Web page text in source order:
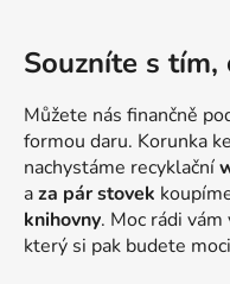
Souzníte s tím,
Můžete nás finančně
formou daru. Korunka
nachystáme recyklační
aza pár stovek
knihovny. Moc rádi
který si pak budete